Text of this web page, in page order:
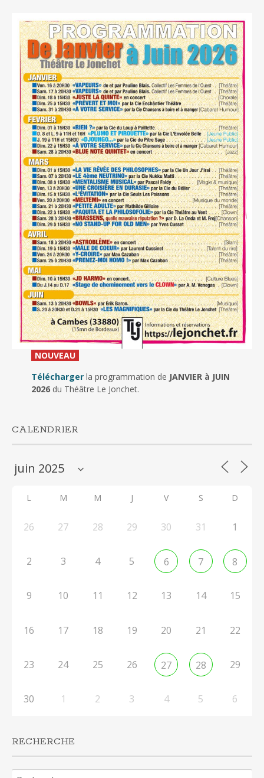
NOUVEAU_
Télécharger la programmation de JANVIER à JUIN
2026du Théâtre Le Jonchet.
CALENDRIER
L M M J V S D
26 27 28 29 30 31 1
2 3 4 5 6 7 8
9 10 11 12 13 14 15
16 17 18 19 20 21 22
23 24 25 26 27 28 29
30 1 2 3 4 5 6
RECHERCHE